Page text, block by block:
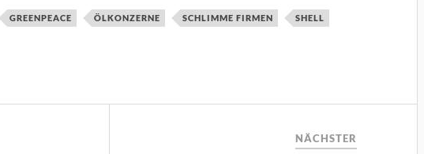
GREENPEACE ÖLKONZERNE SCHLIMME FIRMEN SHELL
NÄCHSTER